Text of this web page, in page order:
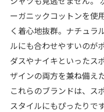
ーガニックコットンを使
く着心地抜群。ナチュラ
ルにも合わせやすいのが
ダスやナイキといったス
ザインの両方を兼ね備え
これらのブランドは、ス
スタイルにもぴったりで